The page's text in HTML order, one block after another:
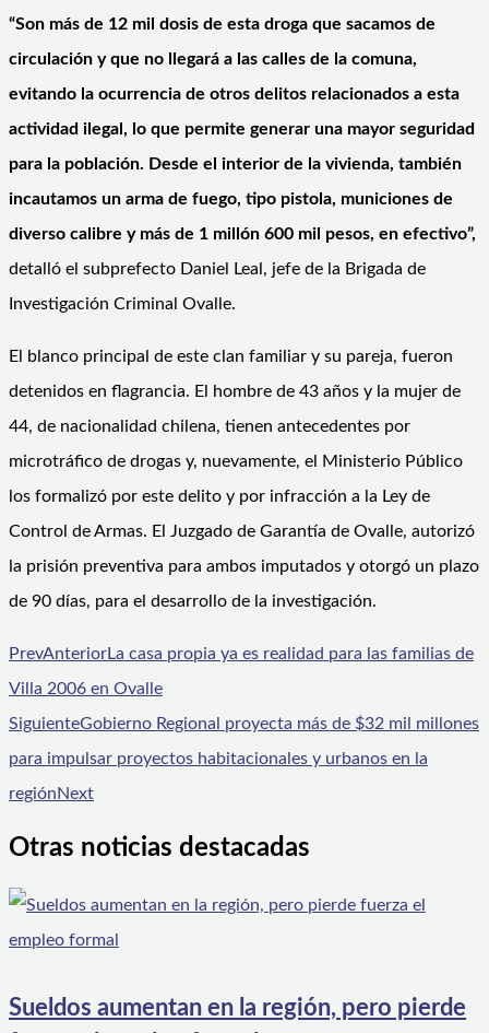
“Son más de 12 mil dosis de esta droga que sacamos de
circulación y que no llegará a las calles de la comuna,
evitando la ocurrencia de otros delitos relacionados a esta
actividad ilegal, lo que permite generar una mayor seguridad
para la población. Desde el interior de la vivienda, también
incautamos un arma de fuego, tipo pistola, municiones de
diverso calibre y más de 1 millón 600 mil pesos, en efectivo”,
detalló el subprefecto Daniel Leal, jefe de la Brigada de
Investigación Criminal Ovalle.
El blanco principal de este clan familiar y su pareja, fueron
detenidos en flagrancia. El hombre de 43 años y la mujer de
44, de nacionalidad chilena, tienen antecedentes por
microtráfico de drogas y, nuevamente, el Ministerio Público
los formalizó por este delito y por infracción a la Ley de
Control de Armas. El Juzgado de Garantía de Ovalle, autorizó
la prisión preventiva para ambos imputados y otorgó un plazo
de 90 días, para el desarrollo de la investigación.
PrevAnteriorLa casa propia ya es realidad para las familias de
Villa 2006 en Ovalle
SiguienteGobierno Regional proyecta más de $32 mil millones
para impulsar proyectos habitacionales y urbanos en la
regiónNext
Otras noticias destacadas
Sueldos aumentan en la región, pero pierde